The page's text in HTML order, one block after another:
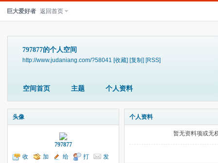
巨大爱好者 返回首页
797877的个人空间
http://www.judaniang.com/?58041 [收藏] [复制] [RSS]
空间首页 主题 个人资料
头像
797877
收
加
给
打
发
个人资料
暂无资料项或无